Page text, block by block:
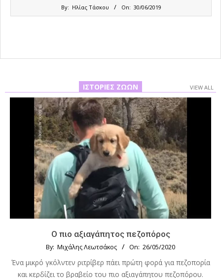
By: Ηλίας Τάσκου On: 30/06/2019
ΙΣΤΟΡΊΕΣ ΖΏΩΝ VIEW ALL
Ο πιο αξιαγάπητος πεζοπόρος
By: Μιχάλης Λεωτσάκος On: 26/05/2020
Ένα μικρό γκόλντεν ριτρίβερ πάει πρώτη φορά για πεζοπορία
και κερδίζει το βραβείο του πιο αξιαγάπητου πεζοπόρου.